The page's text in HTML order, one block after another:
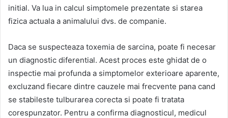
initial. Va lua in calcul simptomele prezentate si starea
fizica actuala a animalului dvs. de companie.
Daca se suspecteaza toxemia de sarcina, poate fi necesar
un diagnostic diferential. Acest proces este ghidat de o
inspectie mai profunda a simptomelor exterioare aparente,
excluzand fiecare dintre cauzele mai frecvente pana cand
se stabileste tulburarea corecta si poate fi tratata
corespunzator. Pentru a confirma diagnosticul, medicul